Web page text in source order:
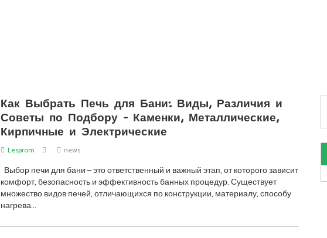
Как Выбрать Печь для Бани: Виды, Различия и
Советы по Подбору – Каменки, Металлические,
Кирпичные и Электрические
Lesprom news
Выбор печи для бани – это ответственный и важный этап, от которого зависит
комфорт, безопасность и эффективность банных процедур. Существует
множество видов печей, отличающихся по конструкции, материалу, способу
нагрева…